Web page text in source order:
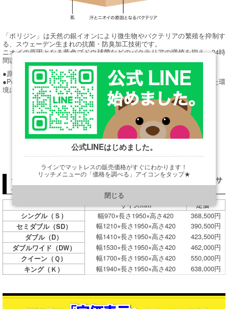
「ポリジン」は天然の銀イオンにより微生物やバクテリアの繁殖を抑制す
る、スウェーデン生まれの抗菌・防臭加工技術です。
ニオイの原因となる黄色ブドウ球菌などのバクテリアの増殖を抑え、24時
間以内に99％以上制菌します。
●原料となる銀塩は全てリサイクルされた銀を使用しています。
●Polygiene加工された衣類はOeko-tex（エコテックス）の認定を受けた環
境にやさしい商品です。
シーリーマットレス[ガーナイト4（Gahnite4）]価格（税込）＆サ
イズ表
サイズmm
定価
シングル（Ｓ）
幅970×長さ1950×高さ420 368,500円
セミダブル（SD） 幅1210×長さ1950×高さ420 390,500円
ダブル（D） 幅1410×長さ1950×高さ420 423,500円
ダブルワイド（DW） 幅1530×長さ1950×高さ420 462,000円
クイーン（Ｑ） 幅1700×長さ1950×高さ420 550,000円
キング（Ｋ） 幅1940×長さ1950×高さ420 638,000円
公式LINEはじめました。
ラインでマットレスの販売価格がすぐにわかります！
リッチメニューの「価格を調べる」アイコンをタップ★
https://line.me/R/ti/p/@901ptzjz
閉じる